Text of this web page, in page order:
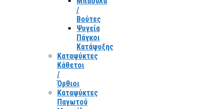
/
Βούτες
Ψυγεία
Πάγκοι
Κατάψυξης
Καταψύκτες
Κάθετοι
/
Όρθιοι
Καταψύκτες
Παγωτού